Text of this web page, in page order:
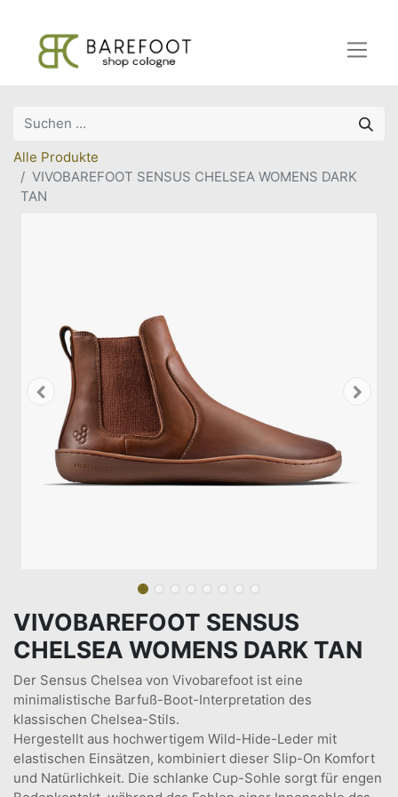
Alle Produkte
VIVOBAREFOOT SENSUS CHELSEA WOMENS DARK
TAN
VIVOBAREFOOT SENSUS
CHELSEA WOMENS DARK TAN
Der Sensus Chelsea von Vivobarefoot ist eine
minimalistische Barfuß-Boot-Interpretation des
klassischen Chelsea-Stils.
Hergestellt aus hochwertigem Wild-Hide-Leder mit
elastischen Einsätzen, kombiniert dieser Slip-On Komfort
und Natürlichkeit. Die schlanke Cup-Sohle sorgt für engen